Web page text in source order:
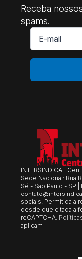
Receba nossos
spams.
E-
mail
*
INTERSINDICAL
Sede Nacional: Rua
Sé - São Paulo - SP |
sociais. Permitida a
desde que citada a
reCAPTCHA.
aplicam